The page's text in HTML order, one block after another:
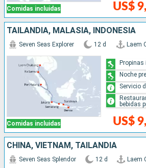
Comidas incluidas US$
TAILANDIA, MALASIA, INDONESIA
Comidas incluidas
Seven Seas Explorer 12 d Laem
US$
Noche
Servicio
bebidas
CHINA, VIETNAM, TAILANDIA
Seven Seas Splendor 12 d Laem